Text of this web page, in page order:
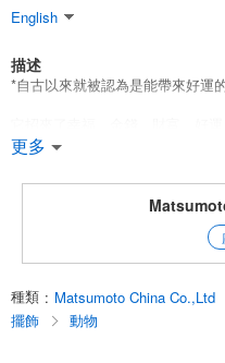
English
描述
*自古以來就被認為是能帶來好運
它可以很容易地放置在一個小空
它招來了幸福、金錢、財富、好
價格和尺寸都很合理，適合私人
展示各種各樣的幸運飾物也會產生
更多
種類 : Matsumoto China Co.,Ltd
擺飾
動物